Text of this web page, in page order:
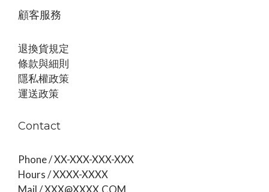
顧客服務
退換貨規定
條款與細則
隱私權政策
運送政策
Contact
Phone / XX-XXX-XXX-XXX
Hours / XXXX-XXXX
Mail / XXX@XXXX.COM